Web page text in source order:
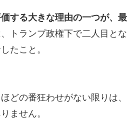
する大きな理由の一つが、最
トランプ政権下で二人目とな
たこと。
どの番狂わせがない限りは、
ません。